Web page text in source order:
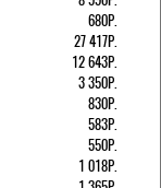
680Р.
27 417Р.
12 643Р.
3 350Р.
830Р.
583Р.
550Р.
1 018Р.